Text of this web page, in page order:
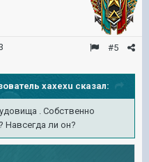
#5
xaxexu сказал:
. Собственно
Навсегда ли он?